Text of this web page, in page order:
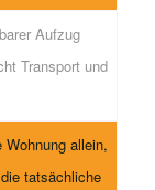
Aufzug
Transport und
Wohnung allein,
tatsächliche